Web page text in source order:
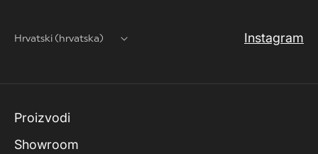
Hrvatski (hrvatska) Instagram
Proizvodi
Showroom